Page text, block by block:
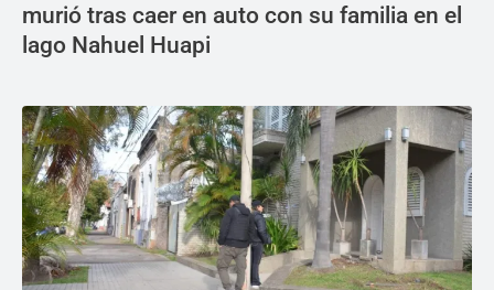
murió tras caer en auto con su familia en el
lago Nahuel Huapi